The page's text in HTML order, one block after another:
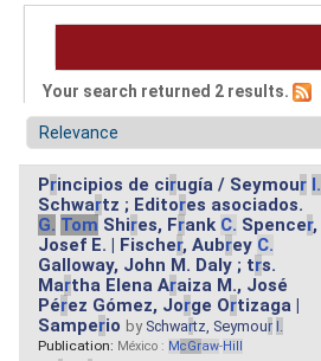
Your search returned 2 results.
Principios de cirugía / Seymour I.
Schwartz ; Editores asociados.
G. Tom Shires, Frank C. Spencer,
Josef E. | Fischer, Aubrey C.
Galloway, John M. Daly ; trs.
Martha Elena Araiza M., José
Pérez Gómez, Jorge Ortizaga |
Samperio by Schwartz, Seymour I.
Publication: México : McGraw-Hill